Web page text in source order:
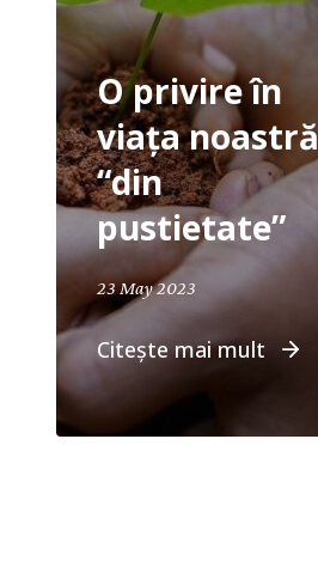
O privire în
viața noastră
“din
pustietate”
23 May 2023 April 19, 2024
Citește mai mult